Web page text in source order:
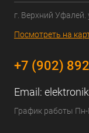
г. Верхний Уфалей.
Посмотреть на
+7 (902)
Email:
График работы Пн-